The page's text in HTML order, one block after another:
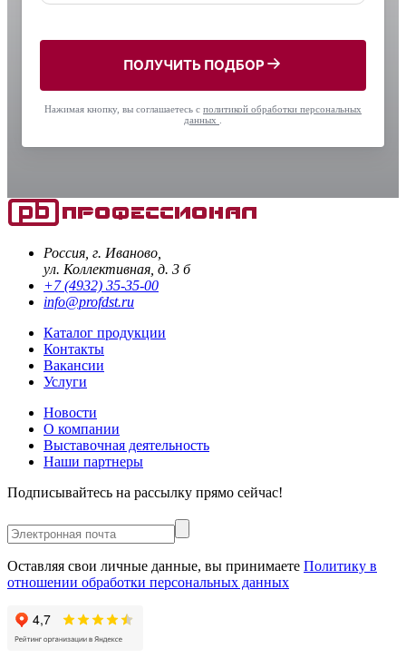
ПОЛУЧИТЬ ПОДБОР
Нажимая кнопку, вы соглашаетесь с политикой обработки персональных
данных
Россия, г. Иваново,
ул. Коллективная, д. 3 б
+7 (4932) 35-35-00
info@profdst.ru
Каталог продукции
Контакты
Вакансии
Услуги
Новости
О компании
Выставочная деятельность
Наши партнеры
Подписывайтесь на рассылку прямо сейчас!
Оставляя свои личные данные, вы принимаете Политику в
отношении обработки персональных данных